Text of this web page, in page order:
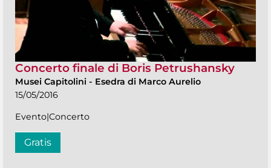
Concerto finale di Boris Petrushansky
Musei Capitolini - Esedra di Marco Aurelio
15/05/2016
Evento|Concerto
Gratis